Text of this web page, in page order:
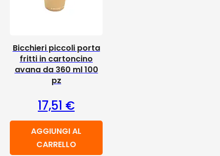
Bicchieri piccoli porta
fritti in cartoncino
avana da 360 ml 100
pz
17,51 €
AGGIUNGI AL
CARRELLO